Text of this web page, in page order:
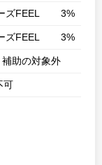
ズFEEL 3%
ズFEEL 3%
助の対象外
可